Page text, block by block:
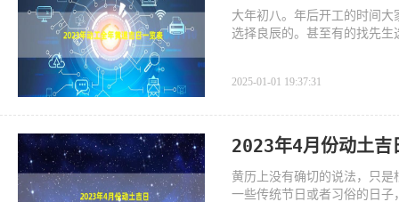
大年初八。年后开工的时间
选择良辰的。甚至有的找先
2025-01-01 19:37:31
2023年4月份动土吉
黄历上没有确切的说法，只
一些传统节日或者习俗的日